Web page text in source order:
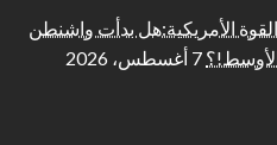
الأمريكية:هل بدأت واشنطن
7 أغسطس، 2026